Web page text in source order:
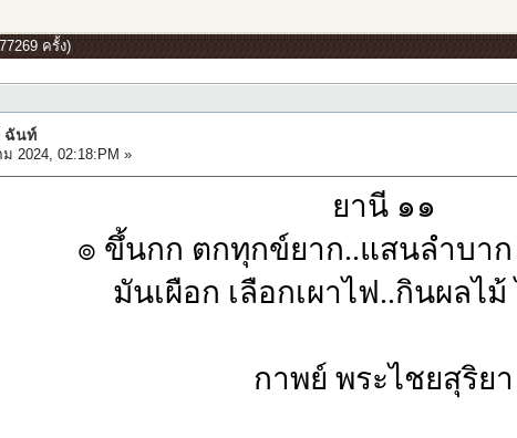
ครั้ง)
ฉันท์
2024, 02:18:PM »
ยานี ๑๑
๏ ขึ้นกก ตกทุกข์ยาก..แสนลำบาก
มันเผือก เลือกเผาไฟ..กินผลไม้
กาพย์ พระไชยสุริยา